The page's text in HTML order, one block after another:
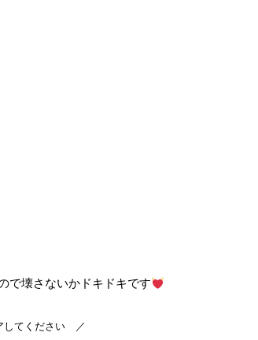
で壊さないかドキドキです
てください ／